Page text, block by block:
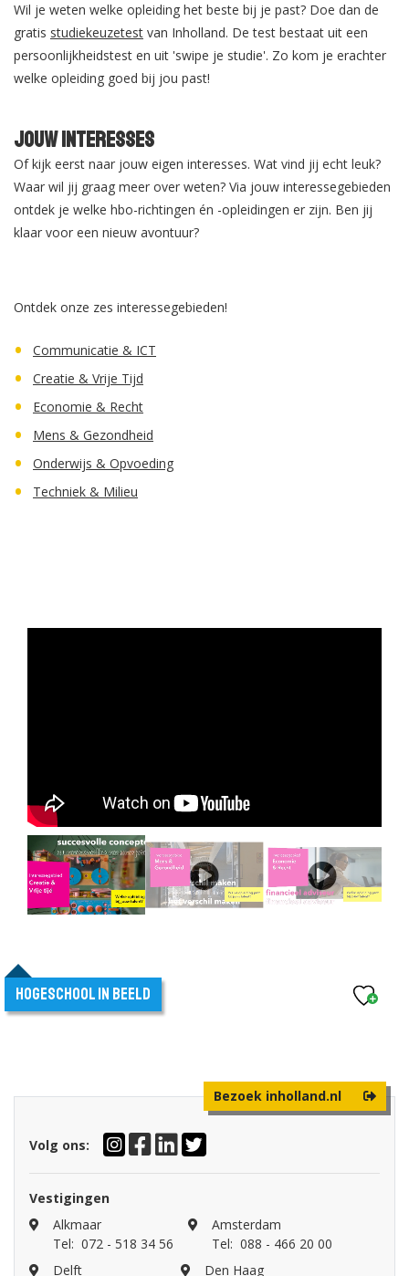
Wil je weten welke opleiding het beste bij je past? Doe dan de
gratis studiekeuzetest van Inholland. De test bestaat uit een
persoonlijkheidstest en uit 'swipe je studie'. Zo kom je erachter
welke opleiding goed bij jou past!
Jouw interesses
Of kijk eerst naar jouw eigen interesses. Wat vind jij echt leuk?
Waar wil jij graag meer over weten? Via jouw interessegebieden
ontdek je welke hbo-richtingen én -opleidingen er zijn. Ben jij
klaar voor een nieuw avontuur?
Ontdek onze zes interessegebieden!
Communicatie & ICT
Creatie & Vrije Tijd
Economie & Recht
Mens & Gezondheid
Onderwijs & Opvoeding
Techniek & Milieu
Bezoek inholland.nl
Hogeschool in beeld
Volg ons:
Vestigingen
Alkmaar
Tel: 072 - 518 34 56
Amsterdam
Tel: 088 - 466 20 00
Delft
Den Haag